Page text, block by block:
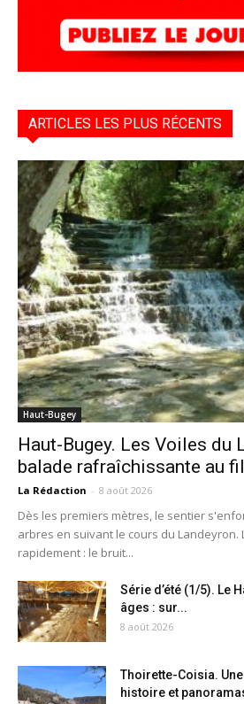
ARTICLES LES PLUS RÉCENTS
Haut-Bugey
Haut-Bugey. Les Voiles du
balade rafraîchissante au
La Rédaction - 8 août 2026
Dès les premiers mètres, le sentier
arbres en suivant le cours du Landeyron.
rapidement : le bruit...
Série d’été (1/5). Le
âges : sur...
8 août 2026
Thoirette-Coisia.
histoire et